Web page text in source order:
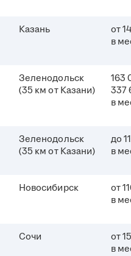
Казань
от
в
Зеленодольск
(35 км от Казани)
163
337
в
Зеленодольск
(35 км от Казани)
до
в
Новосибирск
от
в
Сочи
от
в